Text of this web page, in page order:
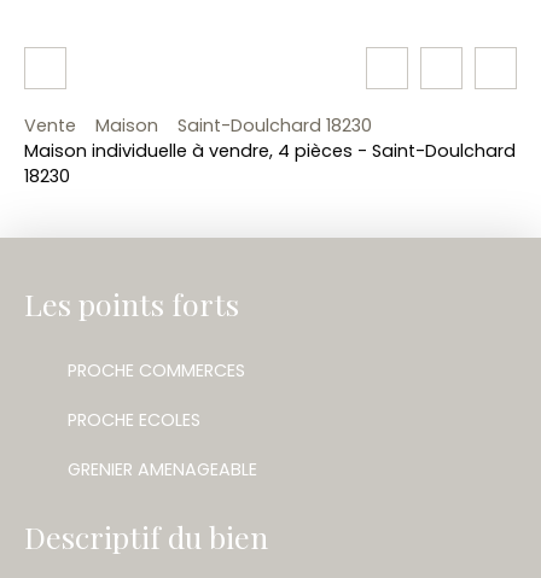
Vente Maison
Saint-Doulchard 18230
Maison individuelle à vendre, 4 pièces - Saint-Doulchard
18230
Les points forts
PROCHE COMMERCES
PROCHE ECOLES
GRENIER AMENAGEABLE
Descriptif du bien